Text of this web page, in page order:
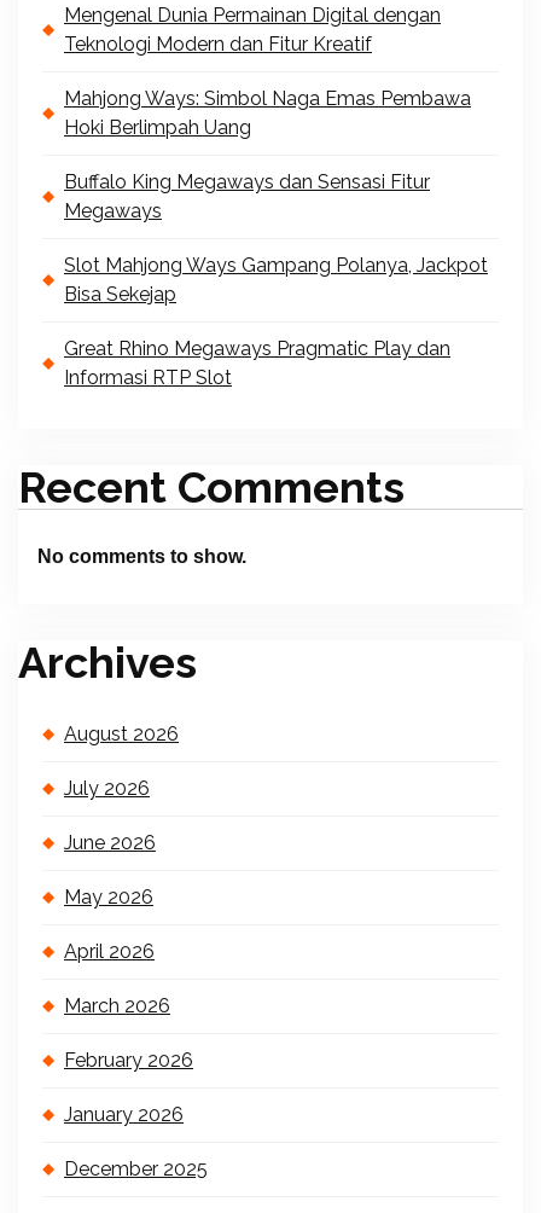
Mengenal Dunia Permainan Digital dengan
Teknologi Modern dan Fitur Kreatif
Mahjong Ways: Simbol Naga Emas Pembawa
Hoki Berlimpah Uang
Buffalo King Megaways dan Sensasi Fitur
Megaways
Slot Mahjong Ways Gampang Polanya, Jackpot
Bisa Sekejap
Great Rhino Megaways Pragmatic Play dan
Informasi RTP Slot
Recent Comments
No comments to show.
Archives
August 2026
July 2026
June 2026
May 2026
April 2026
March 2026
February 2026
January 2026
December 2025